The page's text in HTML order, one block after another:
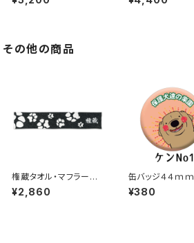
チパパ フロント
その他の商品
権蔵タオル・マフラータ
イプ
¥2,860
缶バッジ４４ｍ
ン 保護犬達の
ッジ【送料無料】
¥380